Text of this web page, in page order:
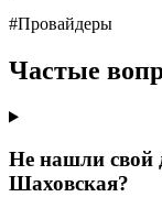
#Провайдеры
Частые
Не нашли свой
Шаховская?